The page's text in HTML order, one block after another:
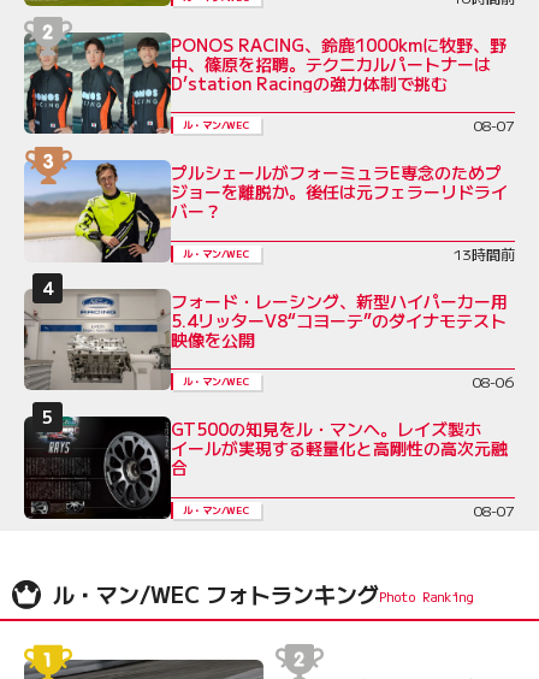
PONOS RACING、鈴鹿1000kmに牧野、野
中、篠原を招聘。テクニカルパートナーは
D’station Racingの強力体制で挑む
ル・マン/WEC 08-07
プルシェールがフォーミュラE専念のためプ
ジョーを離脱か。後任は元フェラーリドライ
バー？
ル・マン/WEC 13時間前
フォード・レーシング、新型ハイパーカー用
5.4リッターV8“コヨーテ”のダイナモテスト
映像を公開
ル・マン/WEC 08-06
GT500の知見をル・マンへ。レイズ製ホ
イールが実現する軽量化と高剛性の高次元融
合
ル・マン/WEC 08-07
ル・マン/WEC フォトランキング